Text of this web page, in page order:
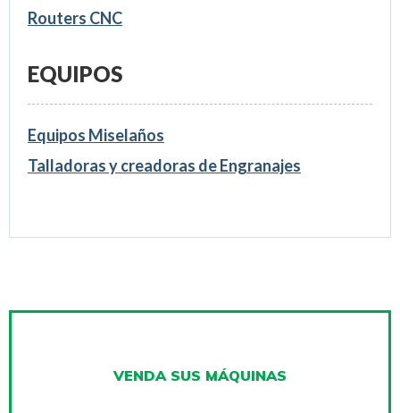
Routers CNC
EQUIPOS
Equipos Miselaños
Talladoras y creadoras de Engranajes
VENDA SUS MÁQUINAS